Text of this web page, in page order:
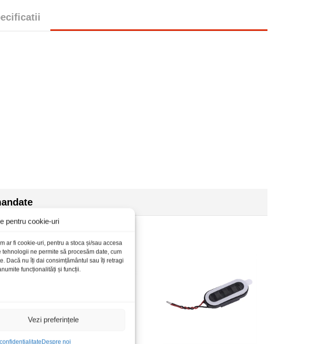
pentru cookie-uri
ar fi cookie-uri, pentru a stoca și/sau accesa
ne permite să procesăm date, cum
Dacă nu îți dai consimțământul sau îți retragi
funcționalități și funcții.
Vezi preferințele
Despre noi